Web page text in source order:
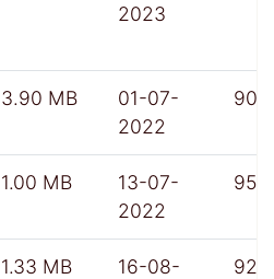
2023
3.90 MB
01-07-
2022
902
1.00 MB
13-07-
2022
956
1.33 MB
16-08-
924